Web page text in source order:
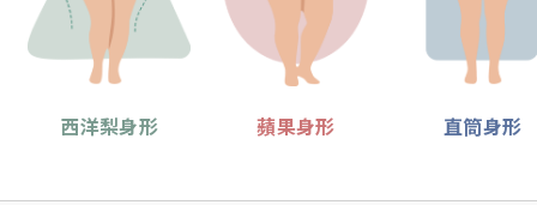
西洋梨身形 蘋果身形 直筒身形